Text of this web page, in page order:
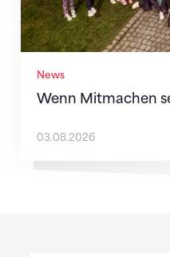
News
Wenn Mitmachen
03.08.2026